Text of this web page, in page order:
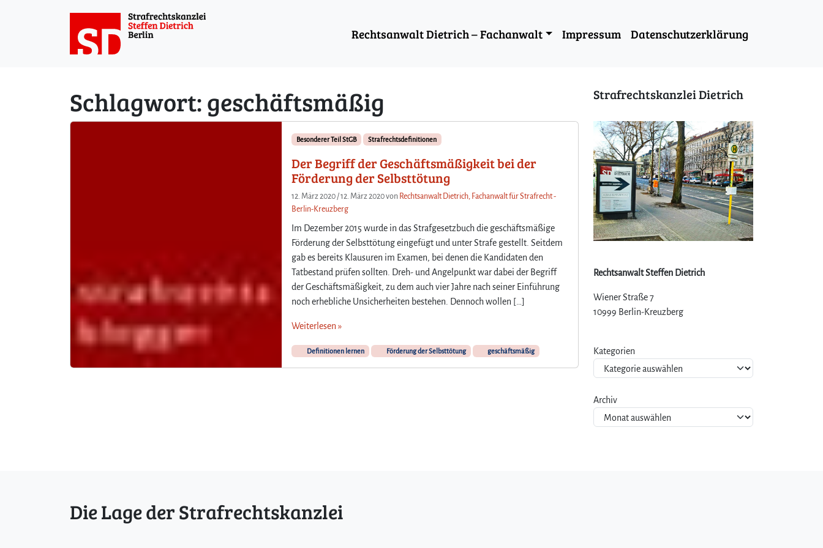
Rechtsanwalt Dietrich – Fachanwalt Impressum Datenschutzerklärung
Schlagwort:geschäftsmäßig
Besonderer Teil StGB Strafrechtsdefinitionen
Der Begriff der Geschäftsmäßigkeit bei der
Förderung der Selbsttötung
12. März 2020 /12. März 2020von Rechtsanwalt Dietrich, Fachanwalt für Strafrecht -
Berlin-Kreuzberg
Im Dezember 2015 wurde in das Strafgesetzbuch die geschäftsmäßige
Förderung der Selbsttötung eingefügt und unter Strafe gestellt. Seitdem
gab es bereits Klausuren im Examen, bei denen die Kandidaten den
Tatbestand prüfen sollten. Dreh- und Angelpunkt war dabei der Begriff
der Geschäftsmäßigkeit, zu dem auch vier Jahre nach seiner Einführung
noch erhebliche Unsicherheiten bestehen. Dennoch wollen […]
Weiterlesen »
Definitionen lernen Förderung der Selbsttötung geschäftsmäßig
Strafrechtskanzlei Dietrich
Rechtsanwalt Steffen Dietrich
Wiener Straße 7
10999 Berlin-Kreuzberg
Kategorien
Archiv
Die Lage der Strafrechtskanzlei